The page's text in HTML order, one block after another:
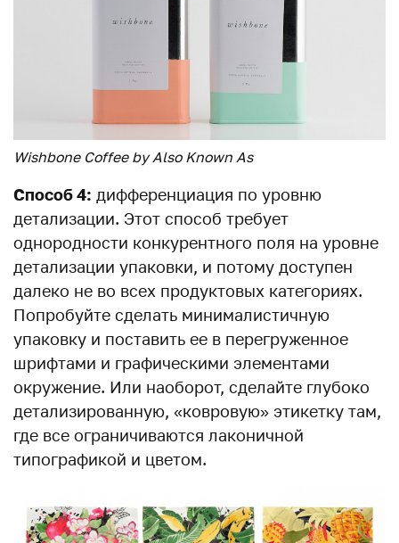
Wishbone Coffee by Also Known As
Способ 4: дифференциация по уровню
детализации. Этот способ требует
однородности конкурентного поля на уровне
детализации упаковки, и потому доступен
далеко не во всех продуктовых категориях.
Попробуйте сделать минималистичную
упаковку и поставить ее в перегруженное
шрифтами и графическими элементами
окружение. Или наоборот, сделайте глубоко
детализированную, «ковровую» этикетку там,
где все ограничиваются лаконичной
типографикой и цветом.